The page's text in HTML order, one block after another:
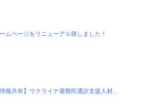
ムページをリニューアル致しました！
情報共有】ウクライナ避難民通訳支援人材...